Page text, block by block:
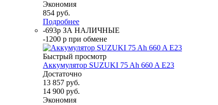
Экономия
854 руб.
Подробнее
-693р ЗА НАЛИЧНЫЕ
-1200 р при обмене
Быстрый просмотр
Аккумулятор SUZUKI 75 Ah 660 A E23
Достаточно
13 857 руб.
14 900 руб.
Экономия